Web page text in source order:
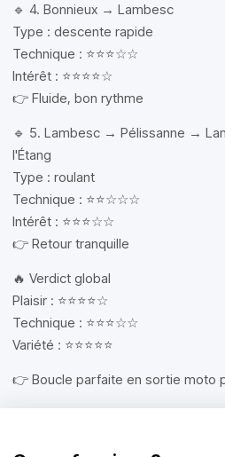
🔹 4. Bonnieux → Lambesc
Type : descente rapide
Technique : ⭐⭐⭐☆☆
Intérêt : ⭐⭐⭐⭐☆
👉 Fluide, bon rythme
🔹 5. Lambesc → Pélissanne →
l'Étang
Type : roulant
Technique : ⭐⭐☆☆☆
Intérêt : ⭐⭐⭐☆☆
👉 Retour tranquille
🔥 Verdict global
Plaisir : ⭐⭐⭐⭐☆
Technique : ⭐⭐⭐☆☆
Variété : ⭐⭐⭐⭐⭐
👉 Boucle parfaite en sortie moto